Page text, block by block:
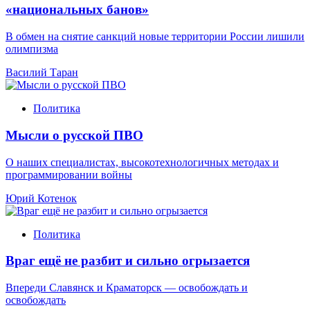
«национальных банов»
В обмен на снятие санкций новые территории России лишили
олимпизма
Василий Таран
Политика
Мысли о русской ПВО
О наших специалистах, высокотехнологичных методах и
программировании войны
Юрий Котенок
Политика
Враг ещё не разбит и сильно огрызается
Впереди Славянск и Краматорск — освобождать и
освобождать